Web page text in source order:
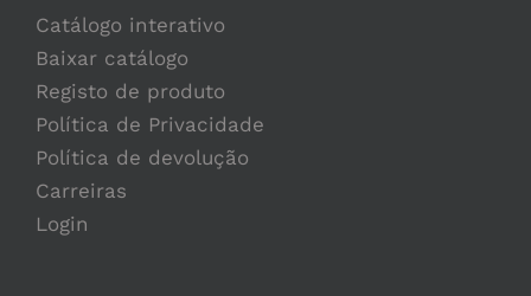
Catálogo interativo
Baixar catálogo
Registo de produto
Política de Privacidade
Política de devolução
Carreiras
Login